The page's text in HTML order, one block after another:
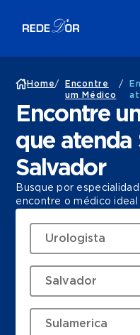
Home/
Encontre
um Médico
/
Encontre
que atenda
Salvador
Busque por
encontre o médico ideal